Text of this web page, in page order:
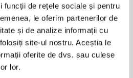
funcții de rețele sociale și pentru
le oferim partenerilor de
și de analize informații cu
site-ul nostru. Aceștia le
oferite de dvs. sau culese
lor.
Anuarul statistic al Republicii
Socialiste Romania 1980
Pret:22,00Lei 17,60 Lei
Adaugă în coș